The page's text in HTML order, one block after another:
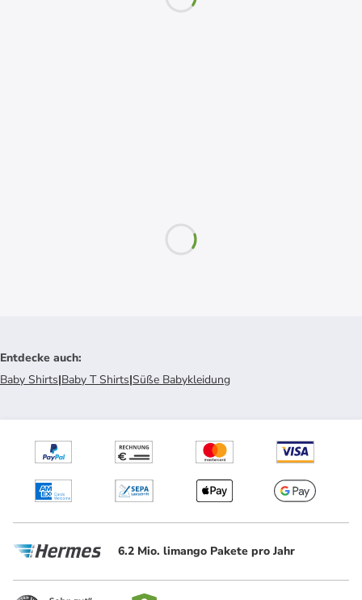
Entdecke auch:
Baby Shirts|Baby T Shirts|Süße Babykleidung
6.2 Mio. limango Pakete pro Jahr